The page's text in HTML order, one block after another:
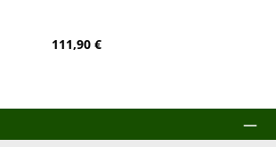
Regulärer Preis:
111,90 €